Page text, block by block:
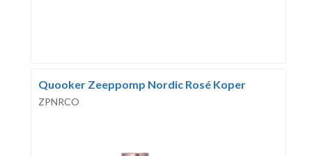
Quooker Zeeppomp Nordic Rosé Koper
ZPNRCO